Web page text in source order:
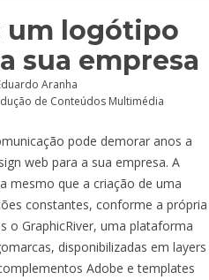
um logótipo
sua empresa
Aranha
de Conteúdos Multimédia
pode demorar anos a
web para a sua empresa. A
mesmo que a criação de uma
constantes, conforme a própria
o GraphicRiver, uma plataforma
disponibilizadas em layers
Adobe e templates